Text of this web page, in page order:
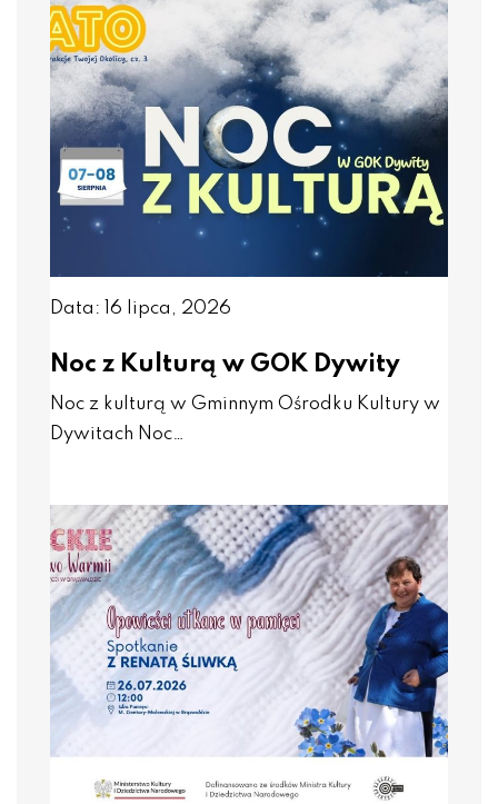
Data: 16 lipca, 2026
Noc z Kulturą w GOK Dywity
Noc z kulturą w Gminnym Ośrodku Kultury w
Dywitach Noc…